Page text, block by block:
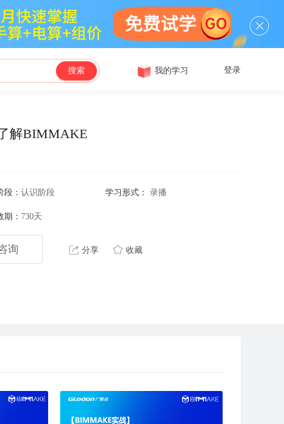
搜索 我的学习 登录
解BIMMAKE
段： 认识阶段 学习形式： 录播
期： 730天
询 分享 收藏